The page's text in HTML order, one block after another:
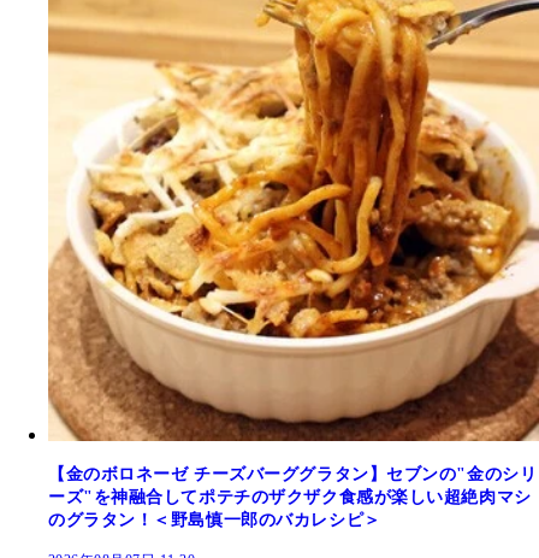
【金のボロネーゼ チーズバーググラタン】セブンの"金のシリ
ーズ"を神融合してポテチのザクザク食感が楽しい超絶肉マシ
のグラタン！＜野島慎一郎のバカレシピ＞